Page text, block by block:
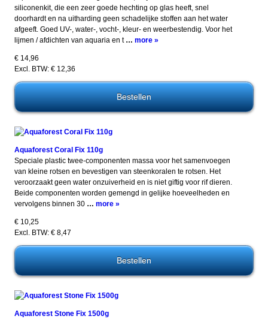
siliconenkit, die een zeer goede hechting op glas heeft, snel
doorhardt en na uitharding geen schadelijke stoffen aan het water
afgeeft. Goed UV-, water-, vocht-, kleur- en weerbestendig. Voor het
lijmen / afdichten van aquaria en t… more »
€ 14,96
Excl. BTW: € 12,36
Aquaforest Coral Fix 110g
Speciale plastic twee-componenten massa voor het samenvoegen
van kleine rotsen en bevestigen van steenkoralen te rotsen. Het
veroorzaakt geen water onzuiverheid en is niet giftig voor rif dieren.
Beide componenten worden gemengd in gelijke hoeveelheden en
vervolgens binnen 30 … more »
€ 10,25
Excl. BTW: € 8,47
Aquaforest Stone Fix 1500g